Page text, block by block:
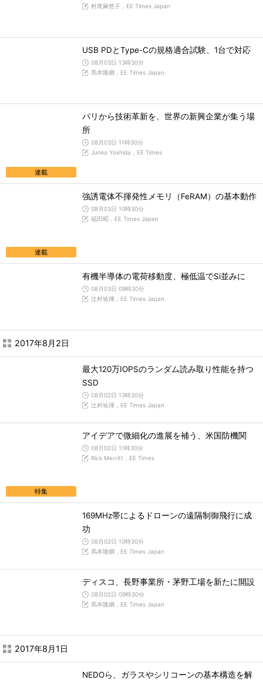
村尾麻悠子，EE Times Japan
USB PDとType-Cの規格適合試験、1台で対応
08月03日 13時30分
馬本隆綱，EE Times Japan
連載
パリから技術革新を、世界の新興企業が集う場
所
08月03日 11時30分
Junko Yoshida，EE Times
連載
強誘電体不揮発性メモリ（FeRAM）の基本動作
08月03日 10時30分
福田昭，EE Times Japan
有機半導体の電荷移動度、極低温でSi並みに
08月03日 09時30分
辻村祐揮，EE Times Japan
2017年8月2日
最大120万IOPSのランダム読み取り性能を持つ
SSD
08月02日 13時30分
辻村祐揮，EE Times Japan
特集
アイデアで微細化の進展を補う、米国防機関
08月02日 11時30分
Rick Merritt，EE Times
169MHz帯によるドローンの遠隔制御飛行に成
功
08月02日 10時30分
馬本隆綱，EE Times Japan
ディスコ、長野事業所・茅野工場を新たに開設
08月02日 09時30分
馬本隆綱，EE Times Japan
2017年8月1日
NEDOら、ガラスやシリコーンの基本構造を解